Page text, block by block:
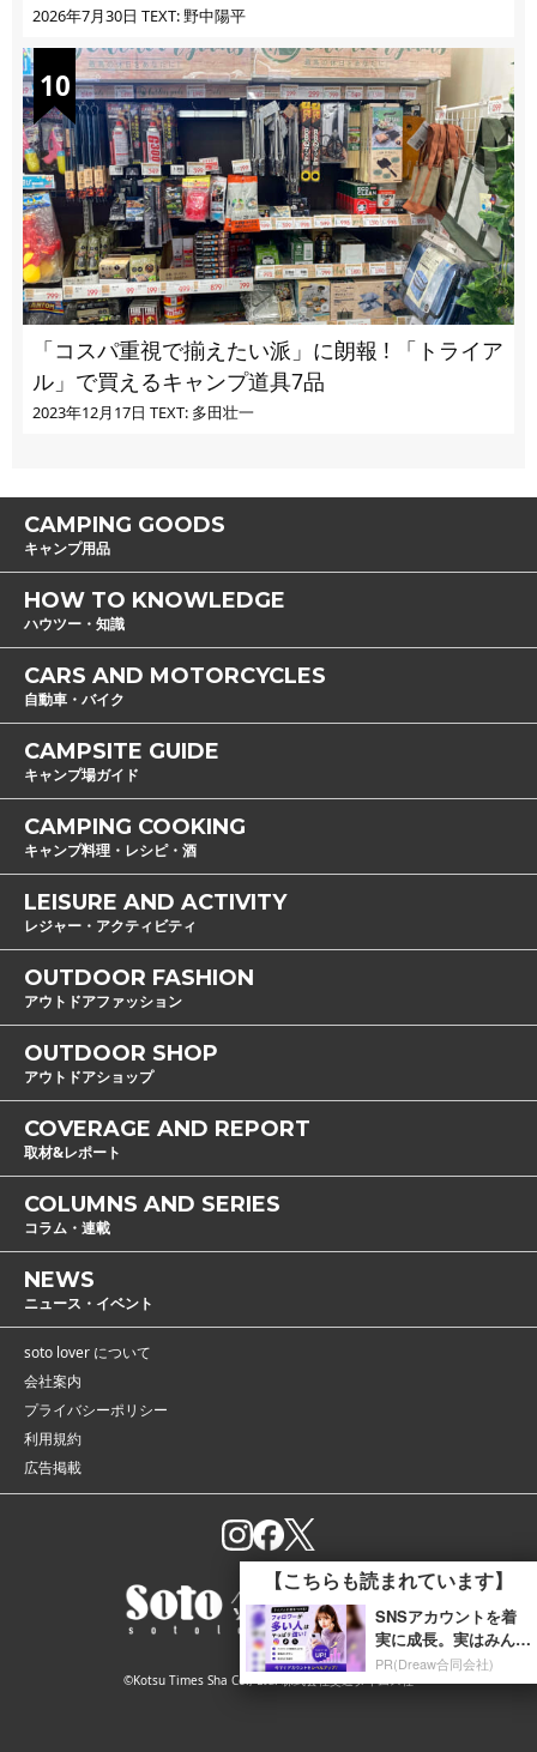
【こちらも読まれています】
SNSアカウントを着
実に成長。実はみんな
ココ使ってます。
PR(Dreaw合同会社)
2026年7月30日 TEXT: 野中陽平
「コスパ重視で揃えたい派」に朗報 ! 「トライア
ル」で買えるキャンプ道具7品
2023年12月17日 TEXT: 多田壮一
CAMPING GOODS
キャンプ用品
HOW TO KNOWLEDGE
ハウツー・知識
CARS AND MOTORCYCLES
自動車・バイク
CAMPSITE GUIDE
キャンプ場ガイド
CAMPING COOKING
キャンプ料理・レシピ・酒
LEISURE AND ACTIVITY
レジャー・アクティビティ
OUTDOOR FASHION
アウトドアファッション
OUTDOOR SHOP
アウトドアショップ
COVERAGE AND REPORT
取材&レポート
COLUMNS AND SERIES
コラム・連載
NEWS
ニュース・イベント
soto lover について
会社案内
プライバシーポリシー
利用規約
広告掲載
©Kotsu Times Sha Co., Ltd. 株式会社交通タイムス社